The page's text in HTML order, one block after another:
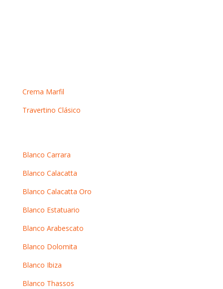
Crema Marfil
Travertino Clásico
Blanco Carrara
Blanco Calacatta
Blanco Calacatta Oro
Blanco Estatuario
Blanco Arabescato
Blanco Dolomita
Blanco Ibiza
Blanco Thassos